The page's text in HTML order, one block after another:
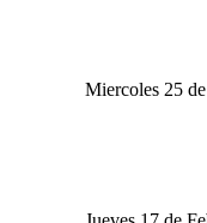
Miercoles 25